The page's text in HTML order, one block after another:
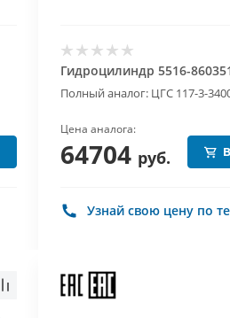
Гидроцилиндр 5516-
Полный аналог: ЦГС 117-3-
Цена аналога:
64704 руб.
Узнай свою цену по